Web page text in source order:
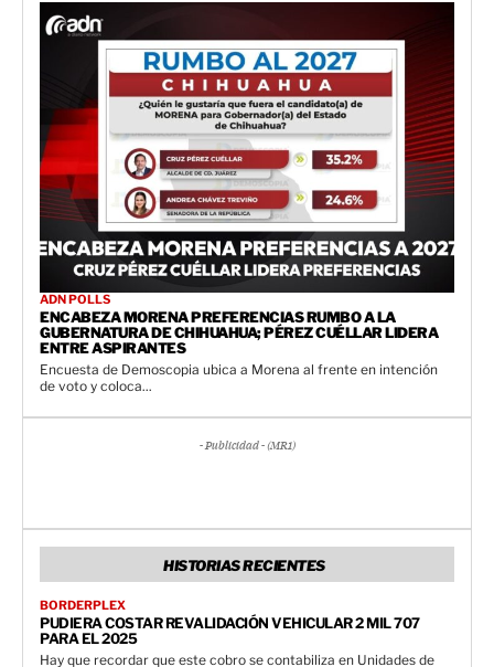
ADN POLLS
ENCABEZA MORENA PREFERENCIAS RUMBO A LA
GUBERNATURA DE CHIHUAHUA; PÉREZ CUÉLLAR LIDERA
ENTRE ASPIRANTES
Encuesta de Demoscopia ubica a Morena al frente en intención
de voto y coloca...
- Publicidad - (MR1)
HISTORIAS RECIENTES
BORDERPLEX
PUDIERA COSTAR REVALIDACIÓN VEHICULAR 2 MIL 707
PARA EL 2025
Hay que recordar que este cobro se contabiliza en Unidades de